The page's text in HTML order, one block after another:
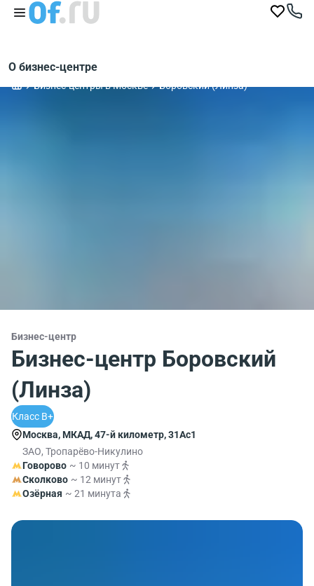
О бизнес-центре
Бизнес-центры в Москве Боровский (Линза)
Бизнес-центр
Бизнес-центр Боровский
(Линза)
Класс B+
Москва, МКАД, 47-й километр, 31Ас1
ЗАО, Тропарёво-Никулино
Говорово ~ 10 минут
Сколково ~ 12 минут
Озёрная ~ 21 минута